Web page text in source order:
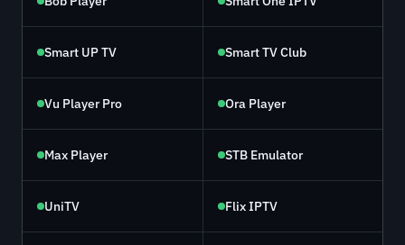
Smart UP TV Smart TV Club
Vu Player Pro Ora Player
Max Player STB Emulator
UniTV Flix IPTV